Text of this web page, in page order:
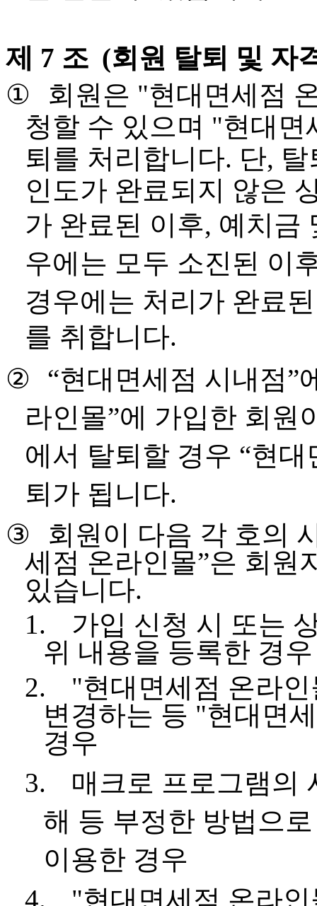
제 7 조 (회원 탈퇴 및 자
①
회원은 "현대면세점
청할 수 있으며 "현대면
퇴를 처리합니다. 단,
인도가 완료되지 않은
가 완료된 이후, 예치금
우에는 모두 소진된 이
경우에는 처리가 완료
를 취합니다.
②
“현대면세점 시내점”
라인몰”에 가입한 회원
에서 탈퇴할 경우 “현대
퇴가 됩니다.
③
회원이 다음 각 호의
세점 온라인몰”은 회원
있습니다.
1.
가입 신청 시 또는
위 내용을 등록한 경우
2.
"현대면세점 온라인
변경하는 등 "현대면
경우
3.
매크로 프로그램의
해 등 부정한 방법으
이용한 경우
4.
"현대면세점 온라인